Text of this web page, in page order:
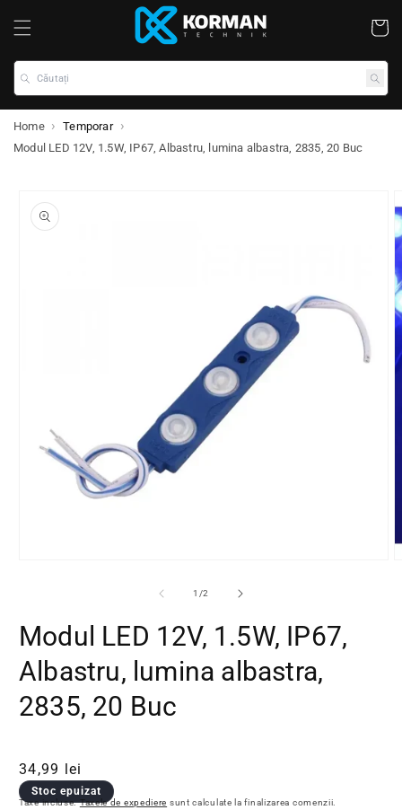
Coș
Căutați
Home
Temporar
Modul LED 12V, 1.5W, IP67, Albastru, lumina albastra, 2835, 20 Buc
1 /din
2
Modul LED 12V, 1.5W, IP67,
Albastru, lumina albastra,
2835, 20 Buc
Preț redus
34,99 lei
Stoc epuizat
Taxe incluse.Taxele de expediere sunt calculate la finalizarea comenzii.